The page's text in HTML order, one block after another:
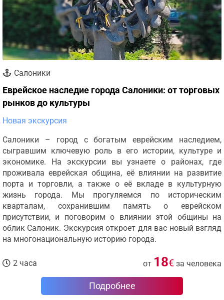
Салоники
Еврейское наследие города Салоники: от торговых
рынков до культуры
Новая экскурсия
Салоники – город с богатым еврейским наследием,
сыгравшим ключевую роль в его истории, культуре и
экономике. На экскурсии вы узнаете о районах, где
проживала еврейская община, её влиянии на развитие
порта и торговли, а также о её вкладе в культурную
жизнь города. Мы прогуляемся по историческим
кварталам, сохранившим память о еврейском
присутствии, и поговорим о влиянии этой общины на
облик Салоник. Экскурсия откроет для вас новый взгляд
на многонациональную историю города.
2 часа от 18€ за человека
Подробнее